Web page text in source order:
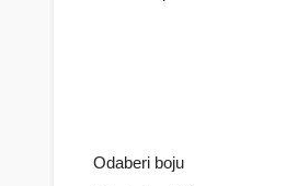
Odaberi boju